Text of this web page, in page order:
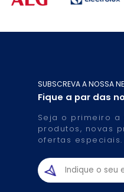
SUBSCREVA A NOSSA
Fique a par das
Seja o primeiro a
produtos, novas
ofertas especiais.